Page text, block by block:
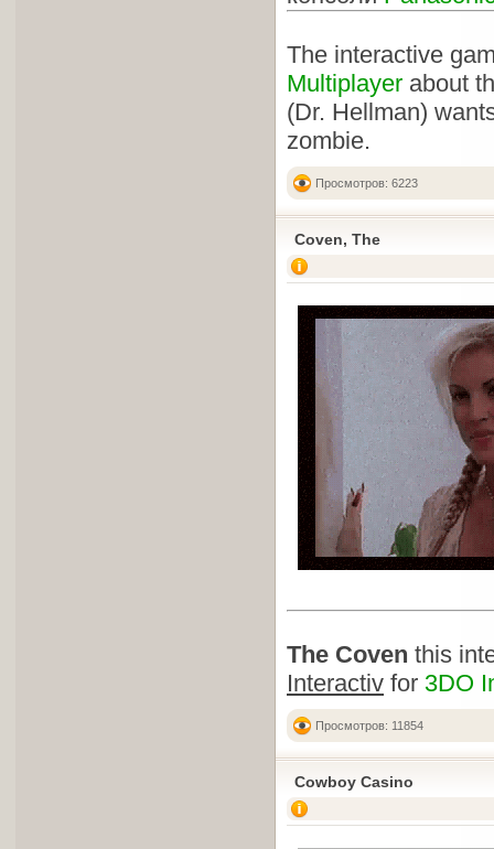
The interactive
Multiplayer about
(Dr. Hellman)
zombie.
Просмотров: 6223
Coven, The
The Coven this
Interactiv for 3DO
Просмотров: 11854
Cowboy Casino